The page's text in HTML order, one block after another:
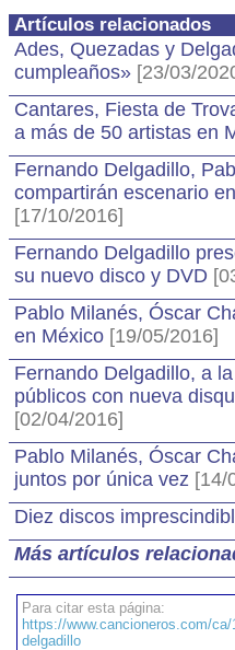
Artículos relacionados
Ades, Quezadas y
cumpleaños» [23/03/
Cantares, Fiesta de
a más de 50 artistas en
Fernando Delgadillo,
compartirán escenario
[17/10/2016]
Fernando Delgadillo
su nuevo disco y DVD
Pablo Milanés, Óscar
en México [19/05/2016]
Fernando Delgadillo, a
públicos con nueva
[02/04/2016]
Pablo Milanés, Óscar
juntos por única vez [14/
Diez discos
Más artículos
Para citar esta página:
https://www.cancioneros.com/
delgadillo